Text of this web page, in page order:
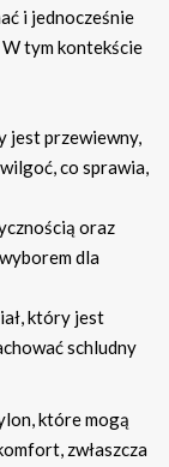
i jednocześnie
tym kontekście
jest przewiewny,
co sprawia,
oraz
dla
który jest
schludny
które mogą
zwłaszcza